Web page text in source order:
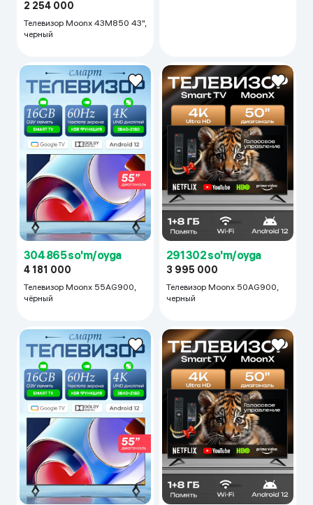
2 254 000
Телевизор Moonx 43M850 43",
черный
304 865 so'm/oyga
4 181 000
Телевизор Moonx 55AG900,
чёрный
291 302 so'm/oyga
3 995 000
Телевизор Moonx 50AG900,
черный